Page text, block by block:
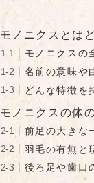
モノニクスとは
モノニクスの
名前の意味や
どんな特徴を
モノニクスの体
前足の大きな
羽毛の有無と
後ろ足や歯口